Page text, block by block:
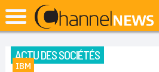
ACTU DES SOCIÉTÉS
IBM